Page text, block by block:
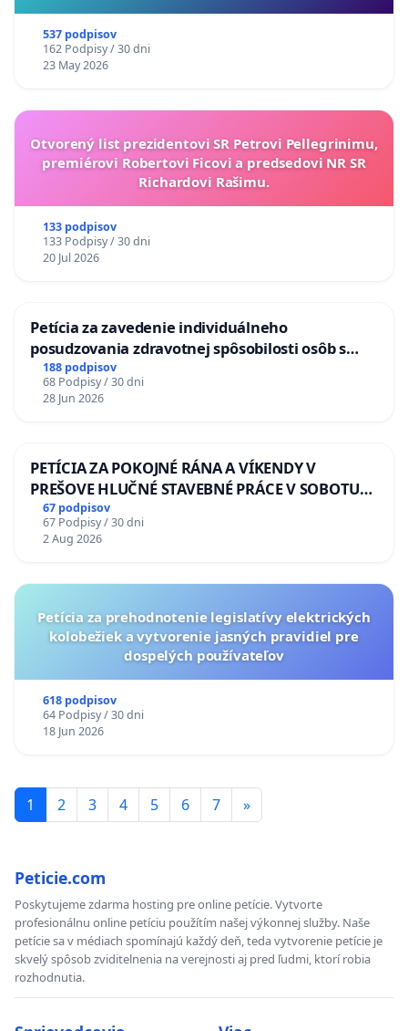
537 podpisov
162 Podpisy / 30 dni
23 May 2026
Otvorený list prezidentovi SR Petrovi Pellegrinimu,
premiérovi Robertovi Ficovi a predsedovi NR SR
Richardovi Rašimu.
133 podpisov
133 Podpisy / 30 dni
20 Jul 2026
Petícia za zavedenie individuálneho
posudzovania zdravotnej spôsobilosti osôb s
diabetom 1. a 2. typu pri prijímaní do
Policajného zboru SR
188 podpisov
68 Podpisy / 30 dni
28 Jun 2026
PETÍCIA ZA POKOJNÉ RÁNA A VÍKENDY V
PREŠOVE HLUČNÉ STAVEBNÉ PRÁCE V SOBOTU
LEN OD 9.00 DO 13.00 HOD., CEZ PRACOVNÝ
TÝŽDEŇ CIEĽ 8.00 – 18.00 HOD. A PRAVIDELNÁ
KONTROLA STAVBY C-AREA NA
67 podpisov
67 Podpisy / 30 dni
2 Aug 2026
Petícia za prehodnotenie legislatívy elektrických
kolobežiek a vytvorenie jasných pravidiel pre
dospelých používateľov
618 podpisov
64 Podpisy / 30 dni
18 Jun 2026
1 2 3 4 5 6 7 »
Peticie.com
Poskytujeme zdarma hosting pre online petície. Vytvorte
profesionálnu online petíciu použítím našej výkonnej služby. Naše
petície sa v médiach spomínajú každý deň, teda vytvorenie petície je
skvelý spôsob zviditelnenia na verejnosti aj pred ľudmi, ktorí robia
rozhodnutia.